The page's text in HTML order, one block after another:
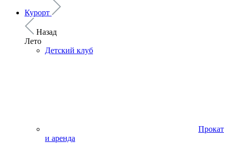
Курорт
Назад
Лето
Детский клуб
Прокат
и аренда